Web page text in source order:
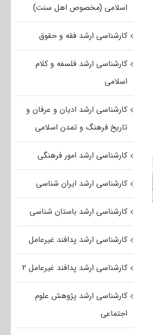
اسلامی (مخصوص اهل سنت)
کارشناسی ارشد فقه و حقوق
کارشناسی ارشد فلسفه و کلام
اسلامی
کارشناسی ارشد ادیان و عرفان و
تاریخ فرهنگ و تمدن اسلامی
کارشناسی ارشد امور فرهنگی
کارشناسی ارشد ایران شناسی
کارشناسی ارشد باستان شناسی
کارشناسی ارشد پدافند غیرعامل
کارشناسی ارشد پدافند غیرعامل ۲
کارشناسی ارشد پژوهش علوم
اجتماعی